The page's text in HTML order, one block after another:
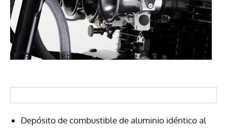
Depósito de combustible de aluminio idéntico al